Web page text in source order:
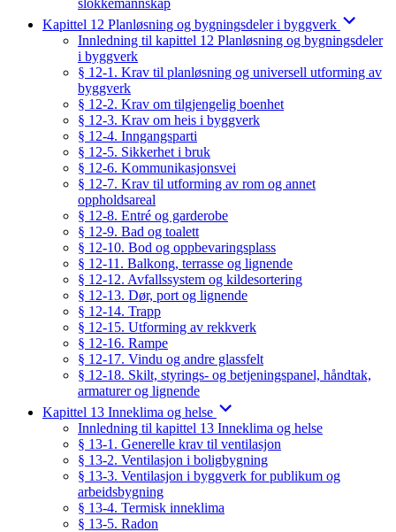
slokkemannskap
Kapittel 12 Planløsning og bygningsdeler i byggverk
Innledning til kapittel 12 Planløsning og bygningsdeler
i byggverk
§ 12-1. Krav til planløsning og universell utforming av
byggverk
§ 12-2. Krav om tilgjengelig boenhet
§ 12-3. Krav om heis i byggverk
§ 12-4. Inngangsparti
§ 12-5. Sikkerhet i bruk
§ 12-6. Kommunikasjonsvei
§ 12-7. Krav til utforming av rom og annet
oppholdsareal
§ 12-8. Entré og garderobe
§ 12-9. Bad og toalett
§ 12-10. Bod og oppbevaringsplass
§ 12-11. Balkong, terrasse og lignende
§ 12-12. Avfallssystem og kildesortering
§ 12-13. Dør, port og lignende
§ 12-14. Trapp
§ 12-15. Utforming av rekkverk
§ 12-16. Rampe
§ 12-17. Vindu og andre glassfelt
§ 12-18. Skilt, styrings- og betjeningspanel, håndtak,
armaturer og lignende
Kapittel 13 Inneklima og helse
Innledning til kapittel 13 Inneklima og helse
§ 13-1. Generelle krav til ventilasjon
§ 13-2. Ventilasjon i boligbygning
§ 13-3. Ventilasjon i byggverk for publikum og
arbeidsbygning
§ 13-4. Termisk inneklima
§ 13-5. Radon